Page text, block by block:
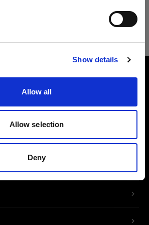
Show details
Allow all
Allow selection
Deny
サイトにアクセス